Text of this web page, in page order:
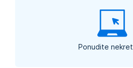
Ponudite